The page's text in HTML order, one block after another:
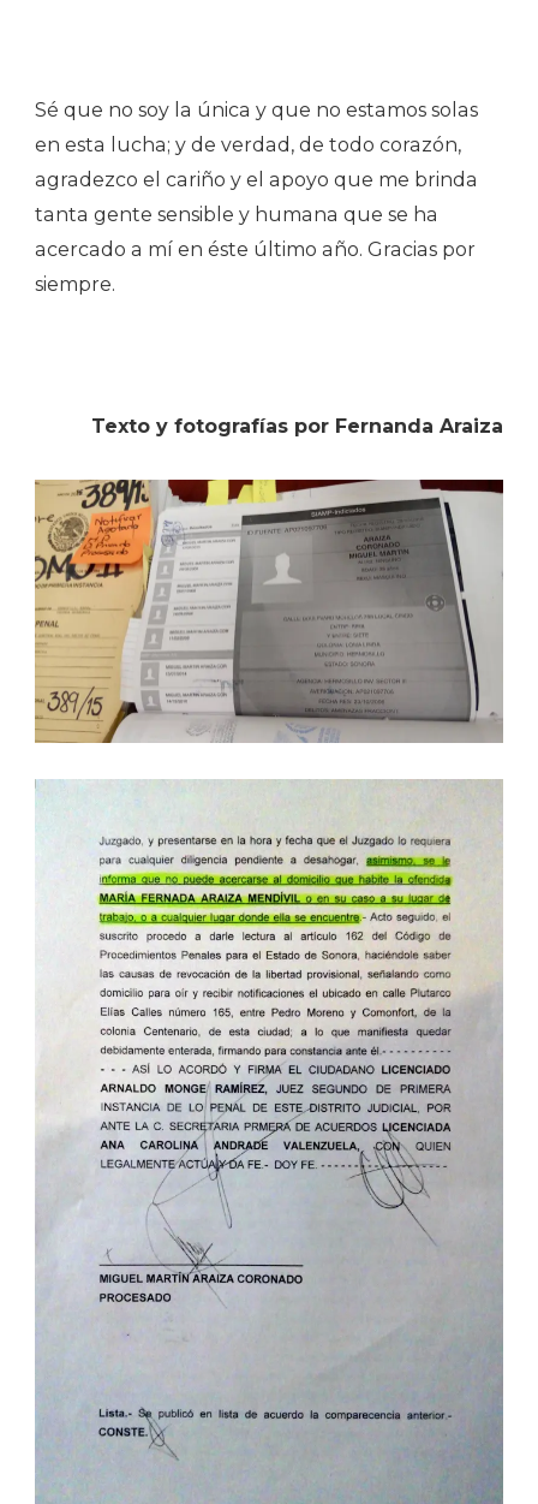
Sé que no soy la única y que no estamos solas
en esta lucha; y de verdad, de todo corazón,
agradezco el cariño y el apoyo que me brinda
tanta gente sensible y humana que se ha
acercado a mí en éste último año. Gracias por
siempre.
Texto y fotografías por Fernanda Araiza